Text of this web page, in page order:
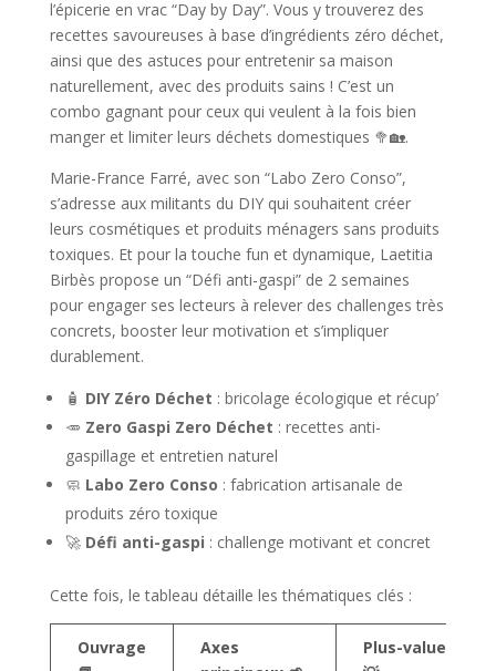
l’épicerie en vrac “Day by Day”. Vous y trouverez des
recettes savoureuses à base d’ingrédients zéro déchet,
ainsi que des astuces pour entretenir sa maison
naturellement, avec des produits sains ! C’est un
combo gagnant pour ceux qui veulent à la fois bien
manger et limiter leurs déchets domestiques 🥦🏡.
Marie-France Farré, avec son “Labo Zero Conso”,
s’adresse aux militants du DIY qui souhaitent créer
leurs cosmétiques et produits ménagers sans produits
toxiques. Et pour la touche fun et dynamique, Laetitia
Birbès propose un “Défi anti-gaspi” de 2 semaines
pour engager ses lecteurs à relever des challenges très
concrets, booster leur motivation et s’impliquer
durablement.
🧴 DIY Zéro Déchet : bricolage écologique et récup’
🥕 Zero Gaspi Zero Déchet : recettes anti-
gaspillage et entretien naturel
🧼 Labo Zero Conso : fabrication artisanale de
produits zéro toxique
🚀 Défi anti-gaspi : challenge motivant et concret
Cette fois, le tableau détaille les thématiques clés :
Ouvrage
Axes
Plus-values